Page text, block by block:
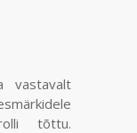
vastavalt
tõttu.